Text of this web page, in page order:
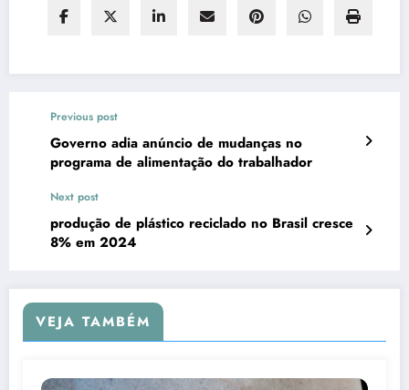
Previous post
Governo adia anúncio de mudanças no
programa de alimentação do trabalhador
Next post
produção de plástico reciclado no Brasil cresce
8% em 2024
VEJA TAMBÉM